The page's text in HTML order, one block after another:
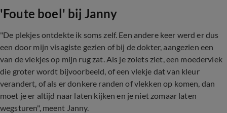
'Foute boel' bij Janny
"De plekjes ontdekte ik soms zelf. Een andere keer werd er dus
een door mijn visagiste gezien of bij de dokter, aangezien een
van de vlekjes op mijn rug zat. Als je zoiets ziet, een moedervlek
die groter wordt bijvoorbeeld, of een vlekje dat van kleur
verandert, of als er donkere randen of vlekken op komen, dan
moet je er altijd naar laten kijken en je niet zomaar laten
wegsturen", meent Janny.